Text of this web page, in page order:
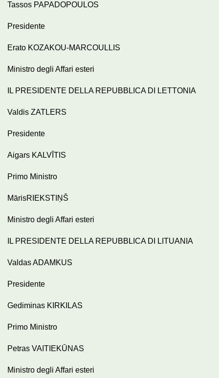
Tassos PAPADOPOULOS
Presidente
Erato KOZAKOU-MARCOULLIS
Ministro degli Affari esteri
IL PRESIDENTE DELLA REPUBBLICA DI LETTONIA
Valdis ZATLERS
Presidente
Aigars KALVĪTIS
Primo Ministro
MārisRIEKSTIŅŠ
Ministro degli Affari esteri
IL PRESIDENTE DELLA REPUBBLICA DI LITUANIA
Valdas ADAMKUS
Presidente
Gediminas KIRKILAS
Primo Ministro
Petras VAITIEKŪNAS
Ministro degli Affari esteri